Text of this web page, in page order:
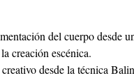
del cuerpo desde
creación escénica.
desde la técnica